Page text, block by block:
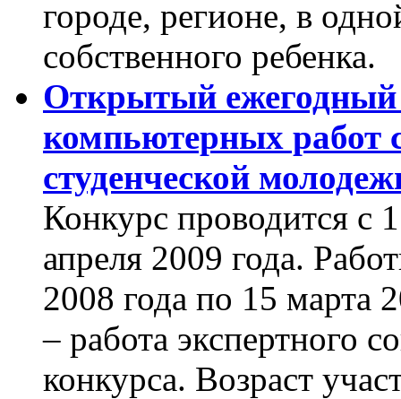
городе, регионе, в
собственного ребенка.
Открытый
компьютерных работ
студенческой
Конкурс проводится с
апреля 2009 года.
2008 года по 15 марта
– работа экспертного
конкурса. Возраст